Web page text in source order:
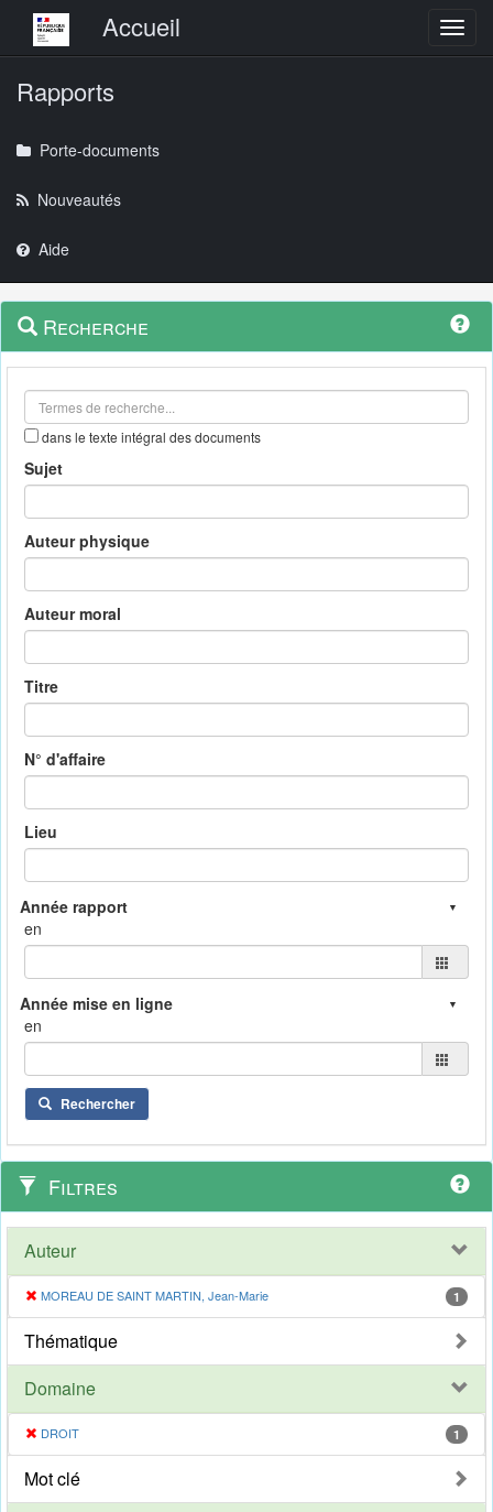
Menu principalAccueil
Rapports
Porte-documents
Nouveautés
Aide
Navigation
outils
Menu
contextuel
Recherche
dans le texte intégral des documents
Sujet
Auteur physique
Auteur moral
Titre
N° d'affaire
Lieu
en
en
Rechercher
Filtres
Auteur
MOREAU DE SAINT MARTIN, Jean-Marie 1
Thématique
Domaine
DROIT 1
Mot clé